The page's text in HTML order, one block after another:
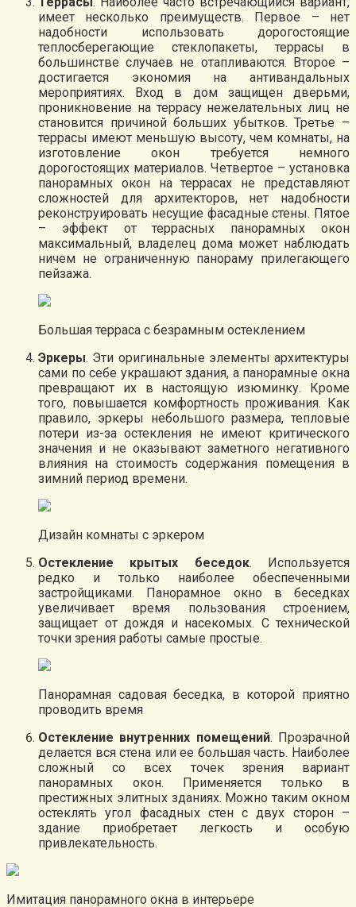
имеет несколько преимуществ. Первое – нет
надобности использовать дорогостоящие
теплосберегающие стеклопакеты, террасы в
большинстве случаев не отапливаются. Второе –
достигается экономия на антивандальных
мероприятиях. Вход в дом защищен дверьми,
проникновение на террасу нежелательных лиц не
становится причиной больших убытков. Третье –
террасы имеют меньшую высоту, чем комнаты, на
изготовление окон требуется немного
дорогостоящих материалов. Четвертое – установка
панорамных окон на террасах не представляют
сложностей для архитекторов, нет надобности
реконструировать несущие фасадные стены. Пятое
– эффект от террасных панорамных окон
максимальный, владелец дома может наблюдать
ничем не ограниченную панораму прилегающего
пейзажа.
Большая терраса с безрамным остеклением
Эркеры. Эти оригинальные элементы архитектуры
сами по себе украшают здания, а панорамные окна
превращают их в настоящую изюминку. Кроме
того, повышается комфортность проживания. Как
правило, эркеры небольшого размера, тепловые
потери из-за остекления не имеют критического
значения и не оказывают заметного негативного
влияния на стоимость содержания помещения в
зимний период времени.
Дизайн комнаты с эркером
Остекление крытых беседок. Используется
редко и только наиболее обеспеченными
застройщиками. Панорамное окно в беседках
увеличивает время пользования строением,
защищает от дождя и насекомых. С технической
точки зрения работы самые простые.
Панорамная садовая беседка, в которой приятно
проводить время
Остекление внутренних помещений. Прозрачной
делается вся стена или ее большая часть. Наиболее
сложный со всех точек зрения вариант
панорамных окон. Применяется только в
престижных элитных зданиях. Можно таким окном
остеклять угол фасадных стен с двух сторон –
здание приобретает легкость и особую
привлекательность.
Имитация панорамного окна в интерьере